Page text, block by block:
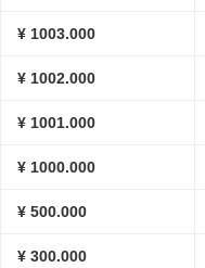
¥ 1003.000
¥ 1002.000
¥ 1001.000
¥ 1000.000
¥ 500.000
¥ 300.000